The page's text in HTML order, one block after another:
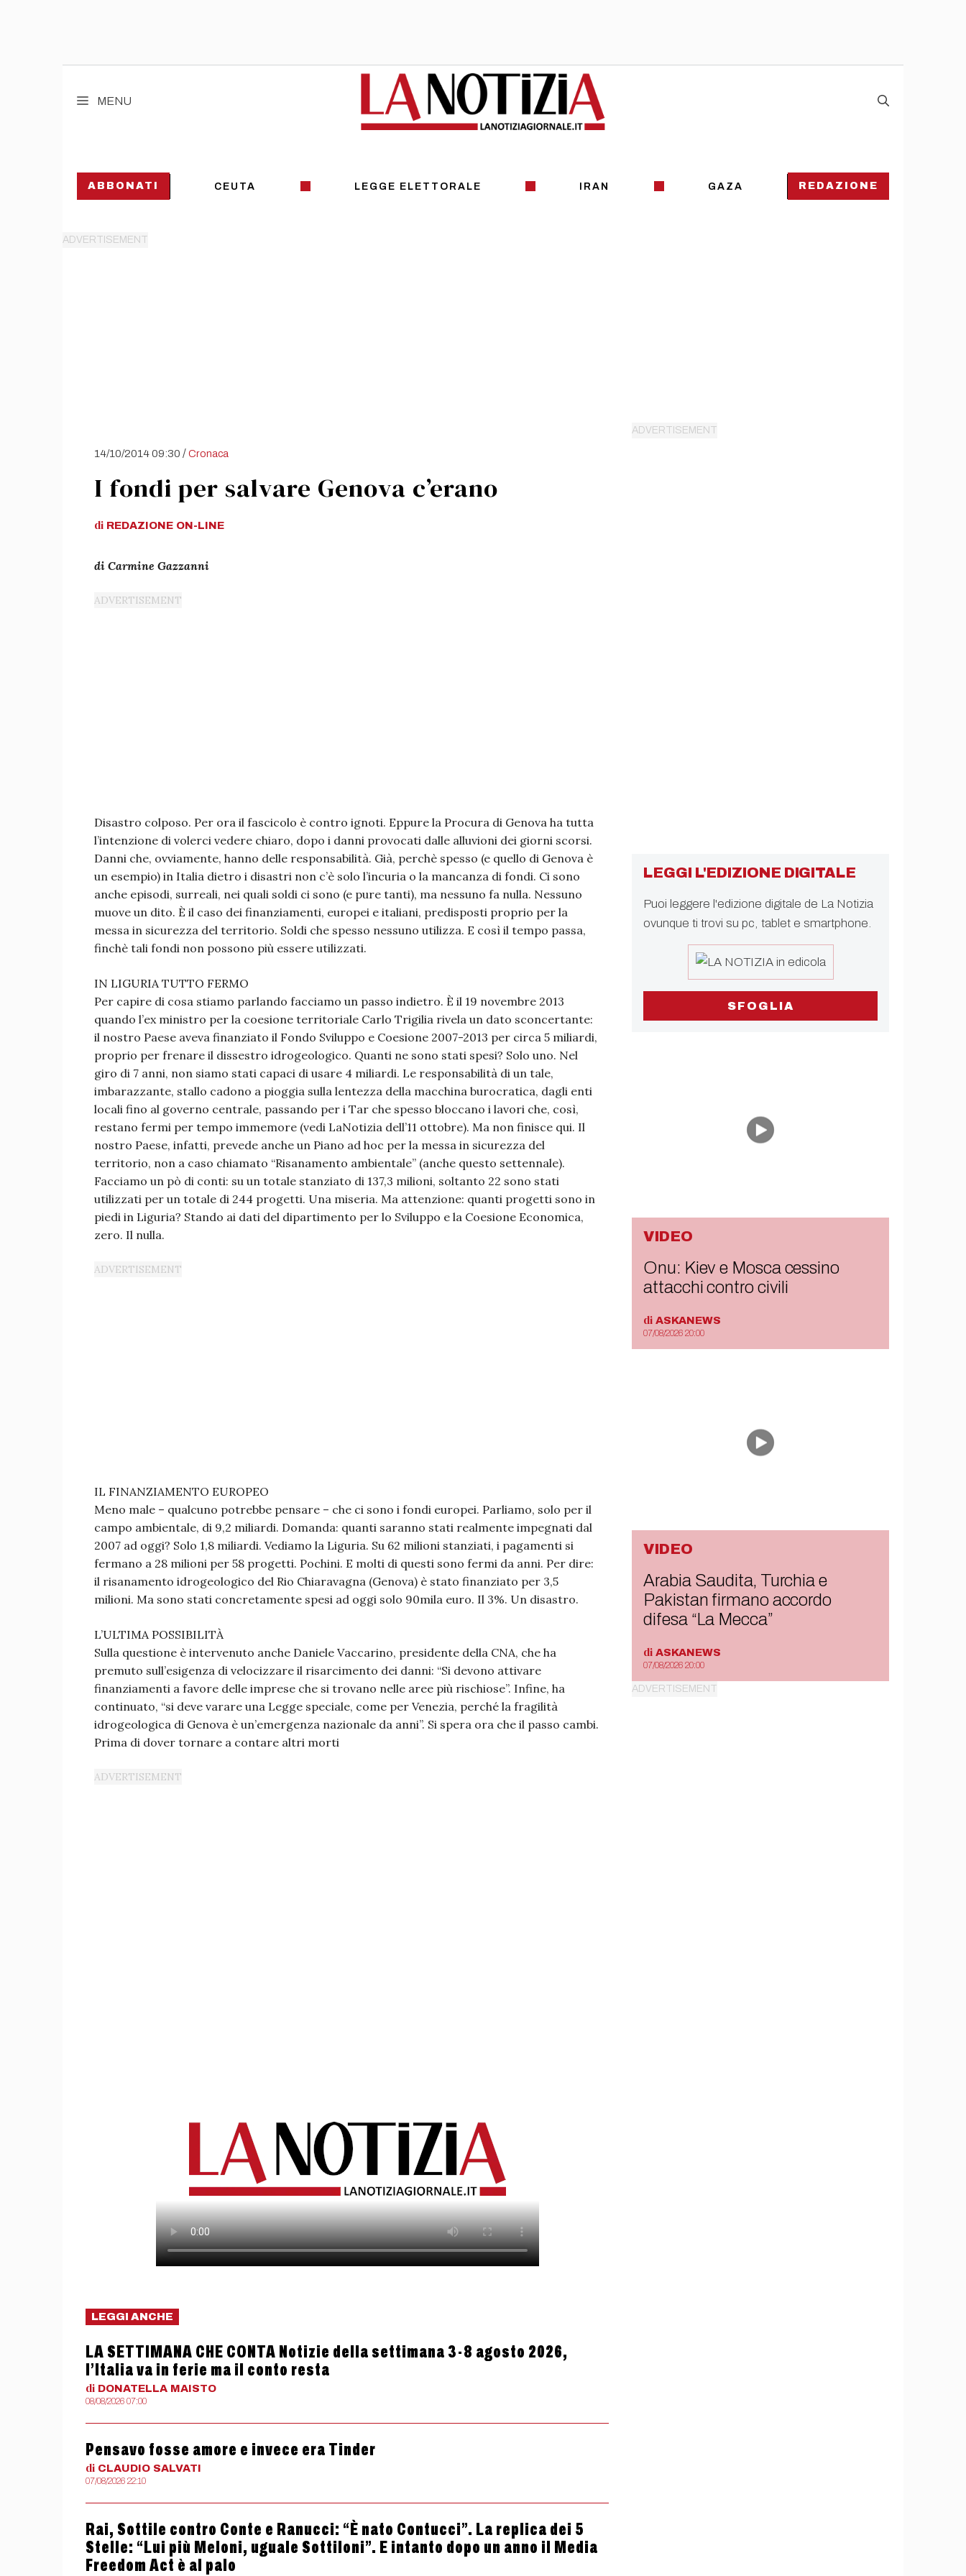
MENU
ABBONATI CEUTA LEGGE ELETTORALE IRAN GAZA REDAZIONE
14/10/2014 09:30 /Cronaca
I fondi per salvare Genova c’erano
di REDAZIONE ON-LINE
di Carmine Gazzanni
Disastro colposo. Per ora il fascicolo è contro ignoti. Eppure la Procura di Genova ha tutta
l’intenzione di volerci vedere chiaro, dopo i danni provocati dalle alluvioni dei giorni scorsi.
Danni che, ovviamente, hanno delle responsabilità. Già, perchè spesso (e quello di Genova è
un esempio) in Italia dietro i disastri non c’è solo l’incuria o la mancanza di fondi. Ci sono
anche episodi, surreali, nei quali soldi ci sono (e pure tanti), ma nessuno fa nulla. Nessuno
muove un dito. È il caso dei finanziamenti, europei e italiani, predisposti proprio per la
messa in sicurezza del territorio. Soldi che spesso nessuno utilizza. E così il tempo passa,
finchè tali fondi non possono più essere utilizzati.
IN LIGURIA TUTTO FERMO
Per capire di cosa stiamo parlando facciamo un passo indietro. È il 19 novembre 2013
quando l’ex ministro per la coesione territoriale Carlo Trigilia rivela un dato sconcertante:
il nostro Paese aveva finanziato il Fondo Sviluppo e Coesione 2007-2013 per circa 5 miliardi,
proprio per frenare il dissestro idrogeologico. Quanti ne sono stati spesi? Solo uno. Nel
giro di 7 anni, non siamo stati capaci di usare 4 miliardi. Le responsabilità di un tale,
imbarazzante, stallo cadono a pioggia sulla lentezza della macchina burocratica, dagli enti
locali fino al governo centrale, passando per i Tar che spesso bloccano i lavori che, così,
restano fermi per tempo immemore (vedi LaNotizia dell’11 ottobre). Ma non finisce qui. Il
nostro Paese, infatti, prevede anche un Piano ad hoc per la messa in sicurezza del
territorio, non a caso chiamato “Risanamento ambientale” (anche questo settennale).
Facciamo un pò di conti: su un totale stanziato di 137,3 milioni, soltanto 22 sono stati
utilizzati per un totale di 244 progetti. Una miseria. Ma attenzione: quanti progetti sono in
piedi in Liguria? Stando ai dati del dipartimento per lo Sviluppo e la Coesione Economica,
zero. Il nulla.
IL FINANZIAMENTO EUROPEO
Meno male – qualcuno potrebbe pensare – che ci sono i fondi europei. Parliamo, solo per il
campo ambientale, di 9,2 miliardi. Domanda: quanti saranno stati realmente impegnati dal
2007 ad oggi? Solo 1,8 miliardi. Vediamo la Liguria. Su 62 milioni stanziati, i pagamenti si
fermano a 28 milioni per 58 progetti. Pochini. E molti di questi sono fermi da anni. Per dire:
il risanamento idrogeologico del Rio Chiaravagna (Genova) è stato finanziato per 3,5
milioni. Ma sono stati concretamente spesi ad oggi solo 90mila euro. Il 3%. Un disastro.
L’ULTIMA POSSIBILITÀ
Sulla questione è intervenuto anche Daniele Vaccarino, presidente della CNA, che ha
premuto sull’esigenza di velocizzare il risarcimento dei danni: “Si devono attivare
finanziamenti a favore delle imprese che si trovano nelle aree più rischiose”. Infine, ha
continuato, “si deve varare una Legge speciale, come per Venezia, perché la fragilità
idrogeologica di Genova è un’emergenza nazionale da anni”. Si spera ora che il passo cambi.
Prima di dover tornare a contare altri morti
LEGGI ANCHE
LA SETTIMANA CHE CONTA Notizie della settimana 3-8 agosto 2026,
l’Italia va in ferie ma il conto resta
di DONATELLA MAISTO
08/08/2026 07:00
Pensavo fosse amore e invece era Tinder
di CLAUDIO SALVATI
07/08/2026 22:10
Rai, Sottile contro Conte e Ranucci: “È nato Contucci”. La replica dei 5
Stelle: “Lui più Meloni, uguale Sottiloni”. E intanto dopo un anno il Media
Freedom Act è al palo
LEGGI L'EDIZIONE DIGITALE
Puoi leggere l'edizione digitale de La Notizia
ovunque ti trovi su pc, tablet e smartphone.
SFOGLIA
VIDEO
Onu: Kiev e Mosca cessino
attacchi contro civili
di ASKANEWS
07/08/2026 20:00
VIDEO
Arabia Saudita, Turchia e
Pakistan firmano accordo
difesa “La Mecca”
di ASKANEWS
07/08/2026 20:00